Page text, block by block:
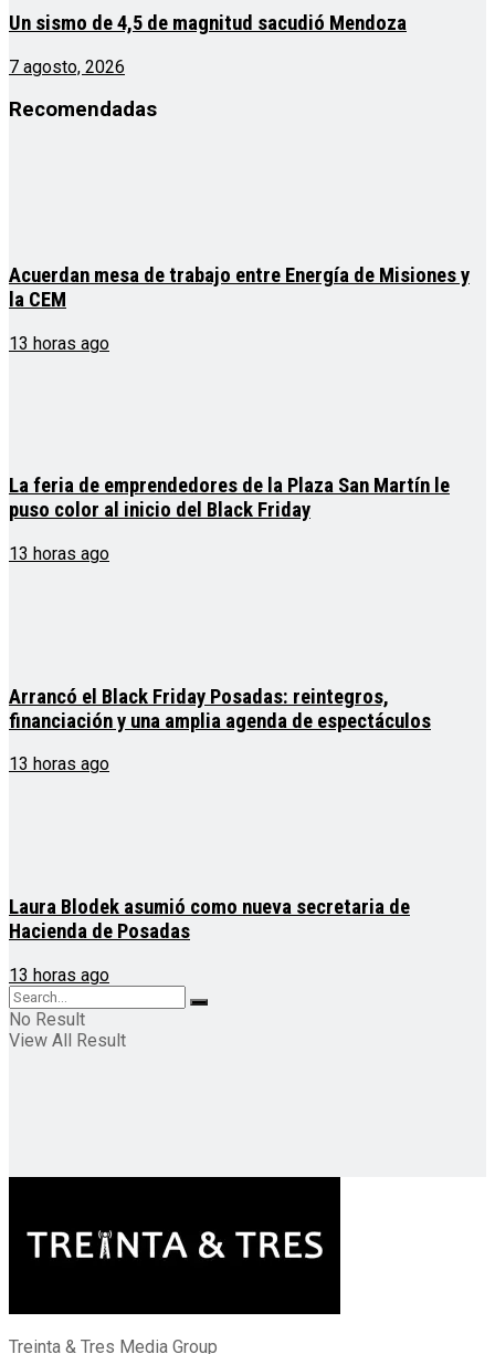
Un sismo de 4,5 de magnitud sacudió Mendoza
7 agosto, 2026
Recomendadas
Acuerdan mesa de trabajo entre Energía de Misiones y
la CEM
13 horas ago
La feria de emprendedores de la Plaza San Martín le
puso color al inicio del Black Friday
13 horas ago
Arrancó el Black Friday Posadas: reintegros,
financiación y una amplia agenda de espectáculos
13 horas ago
Laura Blodek asumió como nueva secretaria de
Hacienda de Posadas
13 horas ago
No Result
View All Result
Treinta & Tres Media Group